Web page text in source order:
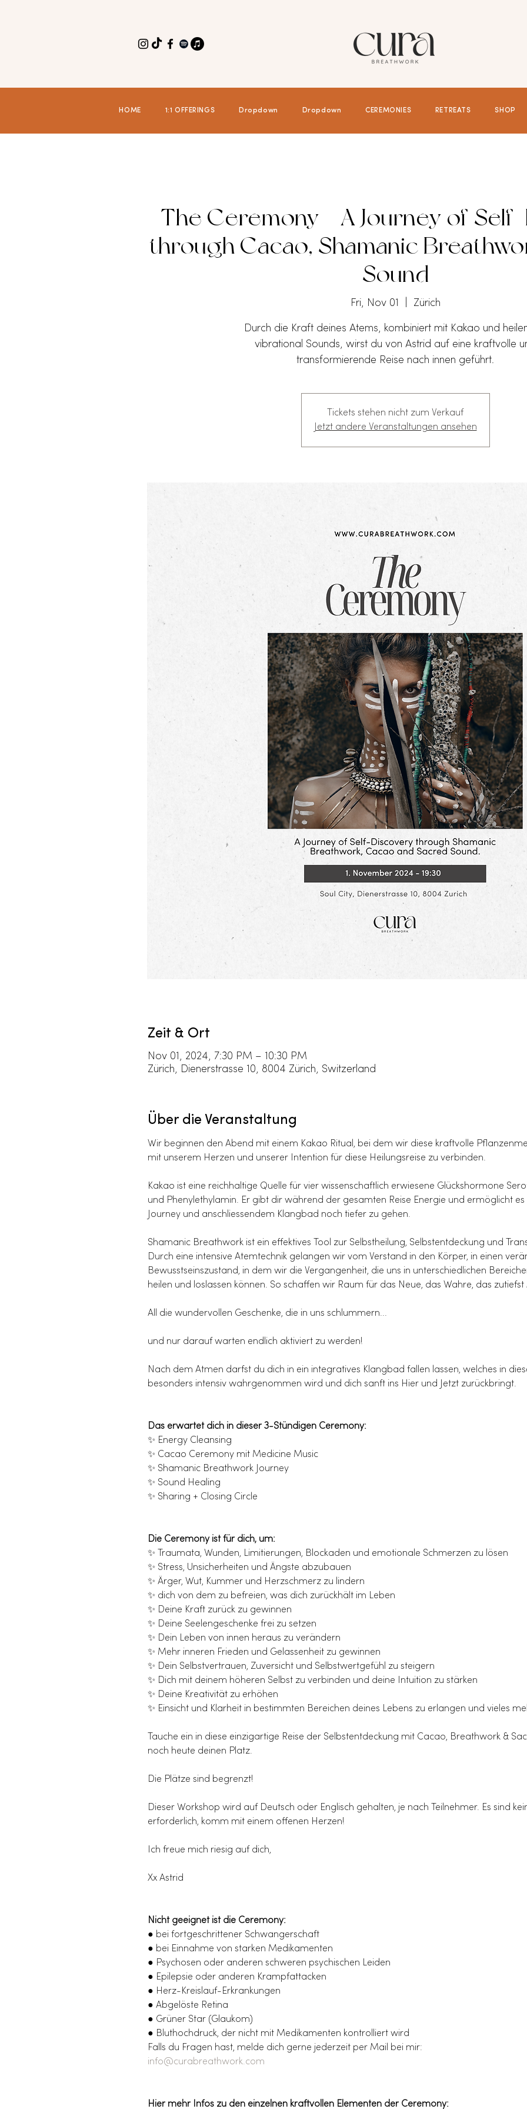
HOME 1:1 OFFERINGS Dropdown Dropdown CEREMONIES RETREATS SHOP
The Ceremony - A Journey of
through Cacao, Shamanic
Sound
Fri, Nov 01 Zürich
Durch die Kraft deines Atems, kombiniert mit Kakao und
vibrational Sounds, wirst du von Astrid auf eine kraftvolle
transformierende Reise nach innen geführt.
Tickets stehen nicht zum Verkauf
Jetzt andere Veranstaltungen ansehen
Zeit & Ort
Nov 01, 2024, 7:30 PM – 10:30 PM
Zürich, Dienerstrasse 10, 8004 Zürich, Switzerland
Über die Veranstaltung
Wir beginnen den Abend mit einem Kakao Ritual, bei dem wir diese kraftvolle
mit unserem Herzen und unserer Intention für diese Heilungsreise zu verbinden.
Kakao ist eine reichhaltige Quelle für vier wissenschaftlich erwiesene Glückshormone
und Phenylethylamin. Er gibt dir während der gesamten Reise Energie und ermöglicht
Journey und anschliessendem Klangbad noch tiefer zu gehen.
Shamanic Breathwork ist ein effektives Tool zur Selbstheilung, Selbstentdeckung und
Durch eine intensive Atemtechnik gelangen wir vom Verstand in den Körper, in einen
Bewusstseinszustand, in dem wir die Vergangenheit, die uns in unterschiedlichen
heilen und loslassen können. So schaffen wir Raum für das Neue, das Wahre, das zutiefst
All die wundervollen Geschenke, die in uns schlummern...
und nur darauf warten endlich aktiviert zu werden!
Nach dem Atmen darfst du dich in ein integratives Klangbad fallen lassen, welches in
besonders intensiv wahrgenommen wird und dich sanft ins Hier und Jetzt zurückbringt.
Das erwartet dich in dieser 3-Stündigen Ceremony:
✨ Energy Cleansing
✨ Cacao Ceremony mit Medicine Music
✨ Shamanic Breathwork Journey
✨ Sound Healing
✨ Sharing + Closing Circle
Die Ceremony ist für dich, um:
✨ Traumata, Wunden, Limitierungen, Blockaden und emotionale Schmerzen zu lösen
✨ Stress, Unsicherheiten und Ängste abzubauen
✨ Ärger, Wut, Kummer und Herzschmerz zu lindern
✨ dich von dem zu befreien, was dich zurückhält im Leben
✨ Deine Kraft zurück zu gewinnen
✨ Deine Seelengeschenke frei zu setzen
✨ Dein Leben von innen heraus zu verändern
✨ Mehr inneren Frieden und Gelassenheit zu gewinnen
✨ Dein Selbstvertrauen, Zuversicht und Selbstwertgefühl zu steigern
✨ Dich mit deinem höheren Selbst zu verbinden und deine Intuition zu stärken
✨ Deine Kreativität zu erhöhen
✨ Einsicht und Klarheit in bestimmten Bereichen deines Lebens zu erlangen und vieles
Tauche ein in diese einzigartige Reise der Selbstentdeckung mit Cacao, Breathwork &
noch heute deinen Platz.
Die Plätze sind begrenzt!
Dieser Workshop wird auf Deutsch oder Englisch gehalten, je nach Teilnehmer. Es sind
erforderlich, komm mit einem offenen Herzen!
Ich freue mich riesig auf dich,
Xx Astrid
Nicht geeignet ist die Ceremony:
● bei fortgeschrittener Schwangerschaft
● bei Einnahme von starken Medikamenten
● Psychosen oder anderen schweren psychischen Leiden
● Epilepsie oder anderen Krampfattacken
● Herz-Kreislauf-Erkrankungen
● Abgelöste Retina
● Grüner Star (Glaukom)
● Bluthochdruck, der nicht mit Medikamenten kontrolliert wird
Falls du Fragen hast, melde dich gerne jederzeit per Mail bei mir:
info@curabreathwork.com
Hier mehr Infos zu den einzelnen kraftvollen Elementen der Ceremony: